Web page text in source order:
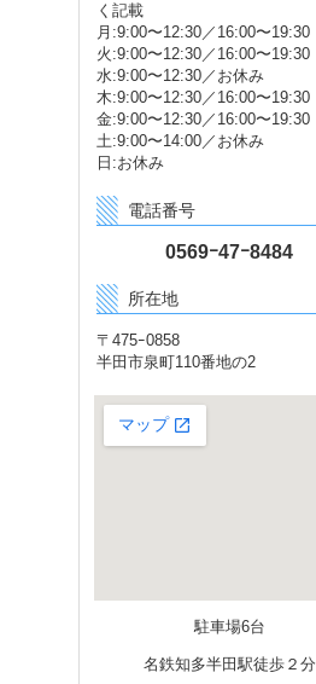
く記載
月:9:00〜12:30／16:00〜19:30
火:9:00〜12:30／16:00〜19:30
水:9:00〜12:30／お休み
木:9:00〜12:30／16:00〜19:30
金:9:00〜12:30／16:00〜19:30
土:9:00〜14:00／お休み
日:お休み
電話番号
0569ｰ47ｰ8484
所在地
〒475ｰ0858
半田市泉町110番地の2
駐車場6台
名鉄知多半田駅徒歩２分